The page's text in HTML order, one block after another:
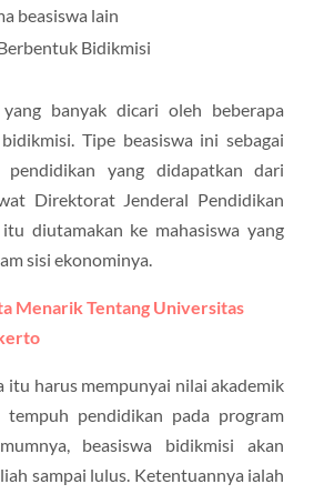
beasiswa lain
Bidikmisi
banyak dicari oleh beberapa
Tipe beasiswa ini sebagai
pendidikan yang didapatkan dari
Direktorat Jenderal Pendidikan
diutamakan ke mahasiswa yang
sisi ekonominya.
Menarik Tentang Universitas
itu harus mempunyai nilai akademik
pendidikan pada program
beasiswa bidikmisi akan
sampai lulus. Ketentuannya ialah